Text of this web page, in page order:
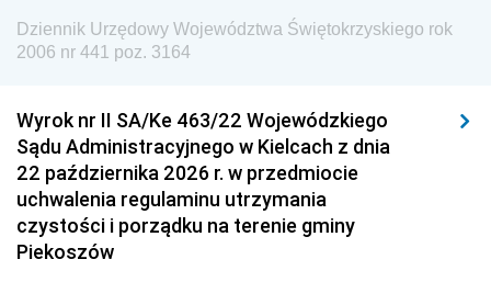
Dziennik Urzędowy Agencji Wywiadu
Dziennik Urzędowy Województwa Świętokrzyskiego rok
2006 nr 441 poz. 3164
Wyrok nr II SA/Ke 463/22 Wojewódzkiego
Sądu Administracyjnego w Kielcach z dnia
22 października 2026 r. w przedmiocie
uchwalenia regulaminu utrzymania
czystości i porządku na terenie gminy
Piekoszów